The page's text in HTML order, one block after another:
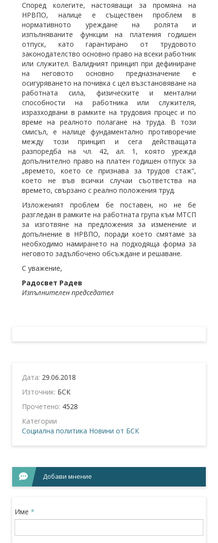
Според колегите, настояващи за промяна на
НРВПО, налице е съществен проблем в
нормативното уреждане на ролята и
изпълняваните функции на платения годишен
отпуск, като гарантирано от трудовото
законодателство основно право на всеки работник
или служител. Валидният принцип при дефиниране
на неговото основно предназначение е
осигуряването на почивка с цел възстановяване на
работната сила, физическите и ментални
способности на работника или служителя,
изразходвани в рамките на трудовия процес и по
време на реалното полагане на труда. В този
смисъл, е налице фундаментално противоречие
между този принцип и сега действащата
разпоредба на чл. 42, ал. 1, която урежда
допълнително право на платен годишен отпуск за
„времето, което се признава за трудов стаж“,
което не във всички случаи съответства на
времето, свързано с реално положения труд.
Изложеният проблем бе поставен, но не бе
разгледан в рамките на работната група към МТСП
за изготвяне на предложения за изменение и
допълнение в НРВПО, поради което смятаме за
необходимо намирането на подходяща форма за
неговото задълбочено обсъждане и решаване.
С уважение,
Радосвет Радев
Изпълнителен председател
Дата: 29.06.2018
Източник: БСК
Прочетено: 4528
Категории
Социална политика Новини от БСК
Добави мнение
Име *